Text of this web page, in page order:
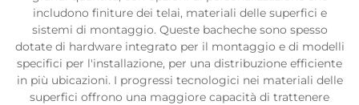
includono finiture dei telai, materiali delle superfici e
sistemi di montaggio. Queste bacheche sono spesso
dotate di hardware integrato per il montaggio e di modelli
specifici per l'installazione, per una distribuzione efficiente
in più ubicazioni. I progressi tecnologici nei materiali delle
superfici offrono una maggiore capacità di trattenere